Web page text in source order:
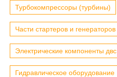
Турбокомпрессоры (турбины)
Части стартеров и генераторов
Электрические компоненты двс
Гидравлическое оборудование